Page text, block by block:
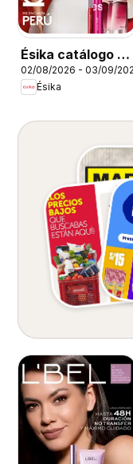
Ésika catálogo -
Campaña 13
02/08/2026 - 03/09/
Ésika